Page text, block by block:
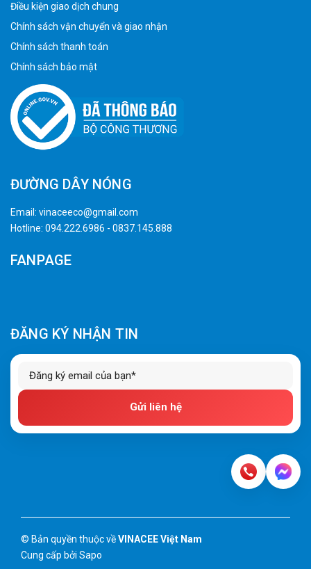
Điều kiện giao dịch chung
Chính sách vận chuyển và giao nhận
Chính sách thanh toán
Chính sách bảo mật
ĐƯỜNG DÂY NÓNG
Email: vinaceeco@gmail.com
Hotline: 094.222.6986 - 0837.145.888
FANPAGE
ĐĂNG KÝ NHẬN TIN
Gửi liên hệ
© Bản quyền thuộc vềVINACEE Việt Nam
Cung cấp bởi Sapo